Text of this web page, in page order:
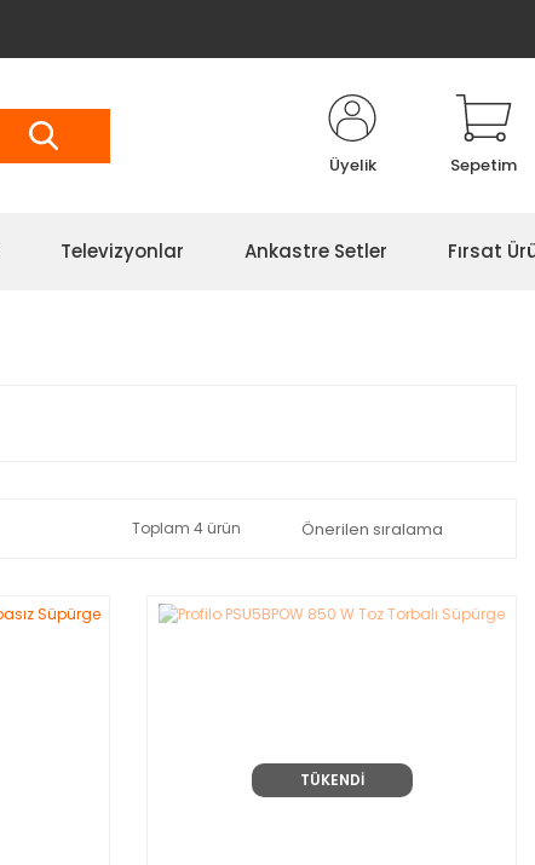
Üyelik Sepetim
Televizyonlar Ankastre Setler Fırsat
Toplam 4 ürün
TÜKENDİ